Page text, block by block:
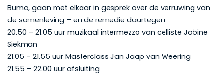
Buma, gaan met elkaar in gesprek over de verruwing van
de samenleving – en de remedie daartegen
20.50 – 21.05 uur muzikaal intermezzo van celliste Jobine
Siekman
21.05 – 21.55 uur Masterclass Jan Jaap van Weering
21.55 – 22.00 uur afsluiting